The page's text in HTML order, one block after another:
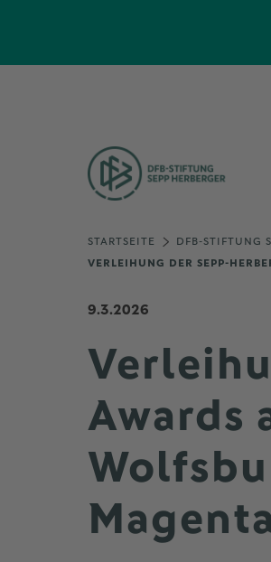
STARTSEITE
DFB-STIFTUNG
VERLEIHUNG DER SEPP-
9.3.2026
Awards